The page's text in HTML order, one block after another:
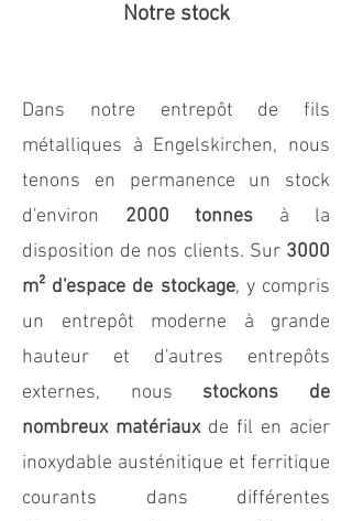
Notre stock
Dans notre entrepôt de fils
métalliques à Engelskirchen, nous
tenons en permanence un stock
d'environ 2000 tonnes à la
disposition de nos clients. Sur 3000
m² d'espace de stockage, y compris
un entrepôt moderne à grande
hauteur et d'autres entrepôts
externes, nous stockons de
nombreux matériauxde fil en acier
inoxydable austénitique et ferritique
courants dans différentes